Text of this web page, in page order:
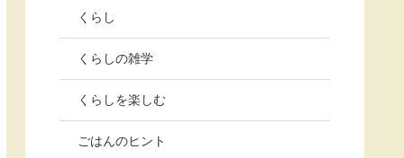
くらし
くらしの雑学
くらしを楽しむ
ごはんのヒント